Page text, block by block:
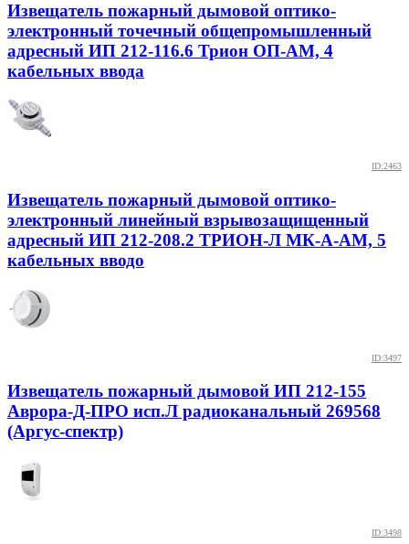
Извещатель пожарный дымовой оптико-
электронный точечный общепромышленный
адресный ИП 212-116.6 Трион ОП-АМ, 4
кабельных ввода
ID:2463
Извещатель пожарный дымовой оптико-
электронный линейный взрывозащищенный
адресный ИП 212-208.2 ТРИОН-Л МК-А-АМ, 5
кабельных вводо
ID:3497
Извещатель пожарный дымовой ИП 212-155
Аврора-Д-ПРО исп.Л радиоканальный 269568
(Аргус-спектр)
ID:3498